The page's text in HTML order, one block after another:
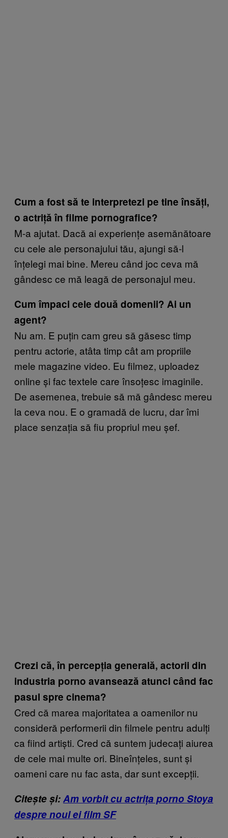
Cum a fost să te interpretezi pe tine însăți,
o actriță în filme pornografice?
M-a ajutat. Dacă ai experiențe asemănătoare
cu cele ale personajului tău, ajungi să-l
înțelegi mai bine. Mereu când joc ceva mă
gândesc ce mă leagă de personajul meu.
Cum împaci cele două domenii? Ai un
agent?
Nu am. E puțin cam greu să găsesc timp
pentru actorie, atâta timp cât am propriile
mele magazine video. Eu filmez, uploadez
online și fac textele care însoțesc imaginile.
De asemenea, trebuie să mă gândesc mereu
la ceva nou. E o gramadă de lucru, dar îmi
place senzația să fiu propriul meu șef.
Crezi că, în percepția generală, actorii din
industria porno avansează atunci când fac
pasul spre cinema?
Cred că marea majoritatea a oamenilor nu
consideră performerii din filmele pentru adulți
ca fiind artiști. Cred că suntem judecați aiurea
de cele mai multe ori. Bineînțeles, sunt și
oameni care nu fac asta, dar sunt excepții.
Citește și:Am vorbit cu actrița porno Stoya
despre noul ei film SF